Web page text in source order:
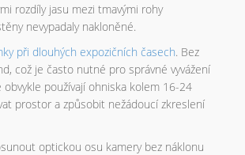
rozdíly jasu mezi tmavými rohy
nevypadaly nakloněné.
při dlouhých expozičních časech. Bez
což je často nutné pro správné vyvážení
používají ohniska kolem 16-24
prostor a způsobit nežádoucí zkreslení
optickou osu kamery bez náklonu